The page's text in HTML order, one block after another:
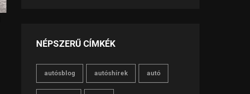
NÉPSZERŰ CÍMKÉK
autósblog autóshírek autó